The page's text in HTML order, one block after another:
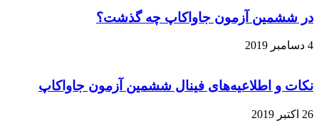
در ششمین آزمون جاواکاپ چه گذشت؟
4 دسامبر 2019
نکات و اطلاعیه‌های فینال ششمین آزمون جاواکاپ
26 اکتبر 2019